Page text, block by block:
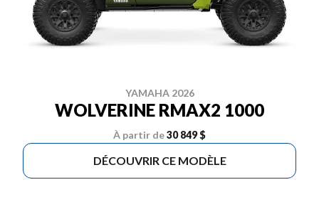
YAMAHA 2026
WOLVERINE RMAX2 1000
À partir de30 849 $
DÉCOUVRIR CE MODÈLE